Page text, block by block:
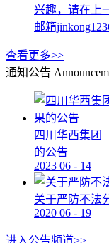
兴趣，请在上
邮箱
查看更多>>
通知公告
四川华西集团
的公告
2023 06 - 14
关于严防不法
2020 06 - 19
进入公告频道>>